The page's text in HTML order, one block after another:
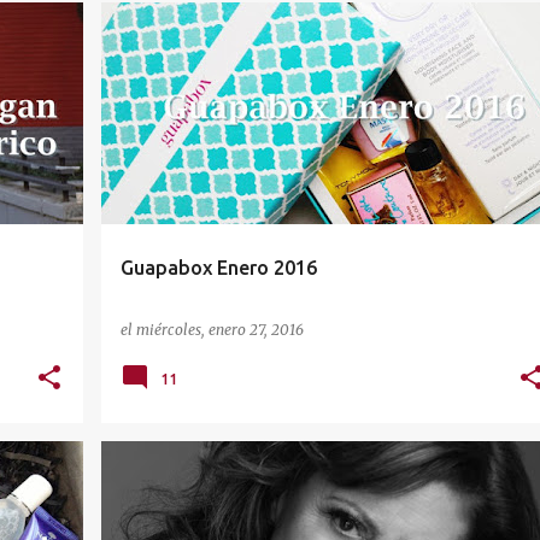
Guapabox Enero 2016
el miércoles, enero 27, 2016
BE+ CAJAS MENSUALES COSMÉTICA CAPILAR
11
1